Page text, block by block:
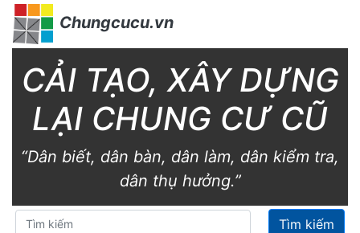
Chungcucu.vn
CẢI TẠO, XÂY DỰNG
LẠI CHUNG CƯ CŨ
“Dân biết, dân bàn, dân làm, dân kiểm tra,
dân thụ hưởng.”
Tìm kiếm